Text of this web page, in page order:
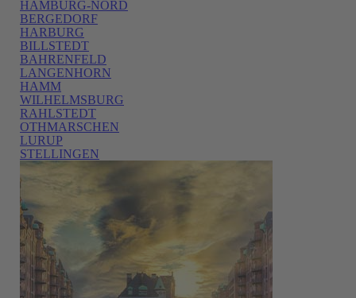
HAMBURG-NORD
BERGEDORF
HARBURG
BILLSTEDT
BAHRENFELD
LANGENHORN
HAMM
WILHELMSBURG
RAHLSTEDT
OTHMARSCHEN
LURUP
STELLINGEN